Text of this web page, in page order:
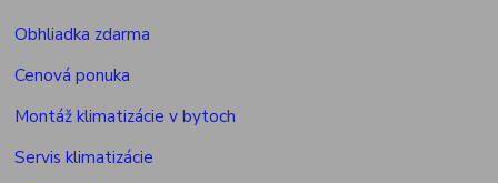
Obhliadka zdarma
Cenová ponuka
Montáž klimatizácie v bytoch
Servis klimatizácie